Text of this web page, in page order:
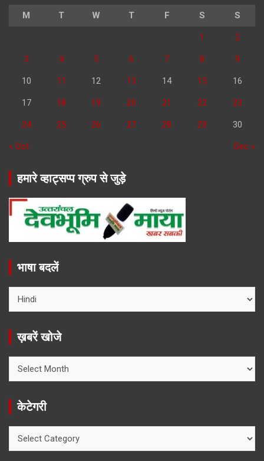
M T W T F S S
1 2
3 4 5 6 7 8 9
10 11 12 13 14 15 16
17 18 19 20 21 22 23
24 25 26 27 28 29 30
« Oct Dec »
हमारे व्हाट्सप्प ग्रुप से जुड़े
भाषा बदलें
ख़बरें खोजे
खोजे
केटेगरी